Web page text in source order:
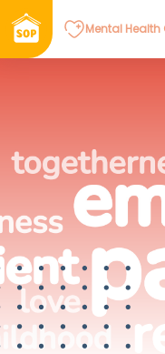
Mental Health